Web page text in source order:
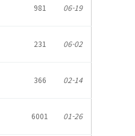
981 06-19
231 06-02
366 02-14
6001 01-26